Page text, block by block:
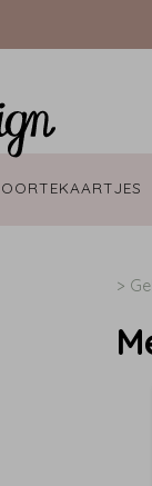
>